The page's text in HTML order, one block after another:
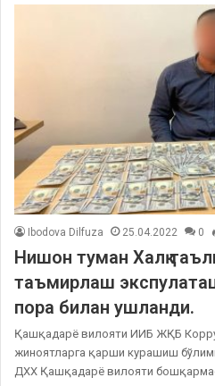
Ibodova Dilfuza 25.04.2022 0
Нишон туман Халқ
таъмирлаш
пора билан ушланди.
Қашқадарё вилояти ИИБ ЖҚБ
жиноятларга қарши курашиш
ДХХ Қашқадарё вилояти